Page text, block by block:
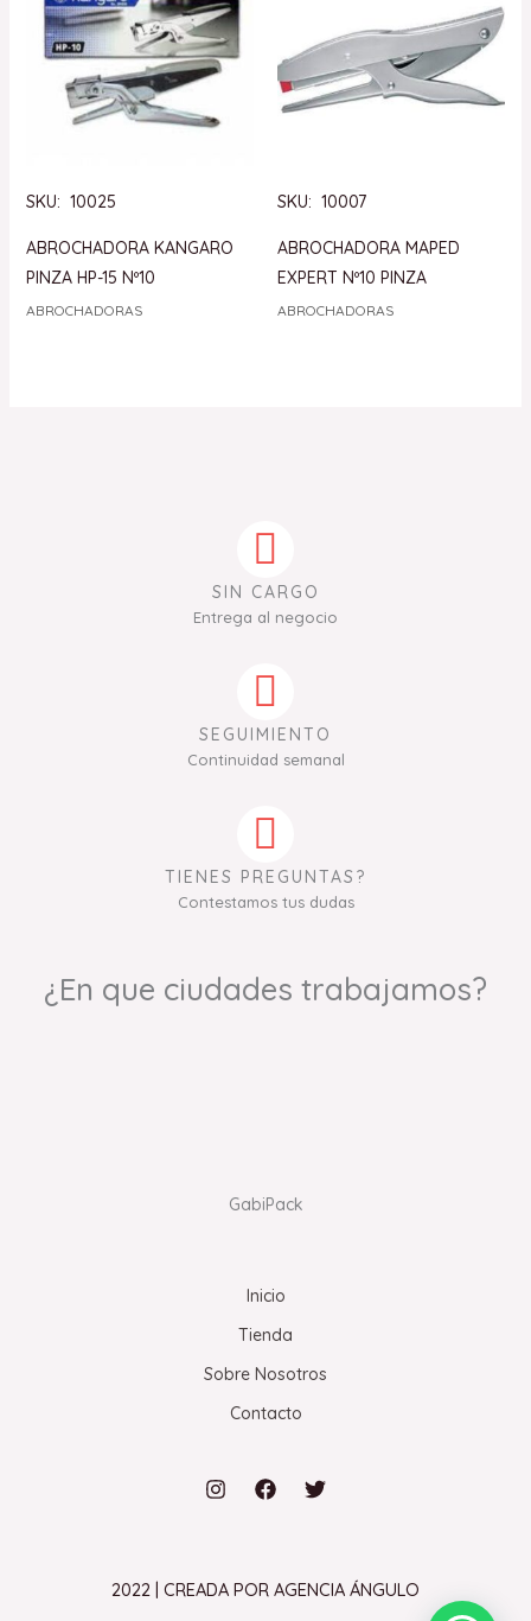
SKU: 10025
ABROCHADORA KANGARO
PINZA HP-15 Nº10
ABROCHADORAS
SKU: 10007
ABROCHADORA MAPED
EXPERT Nº10 PINZA
ABROCHADORAS
SIN CARGO
Entrega al negocio
SEGUIMIENTO
Continuidad semanal
TIENES PREGUNTAS?
Contestamos tus dudas
¿En que ciudades trabajamos?
GabiPack
Inicio
Tienda
Sobre Nosotros
Contacto
2022 | CREADA POR AGENCIA ÁNGULO